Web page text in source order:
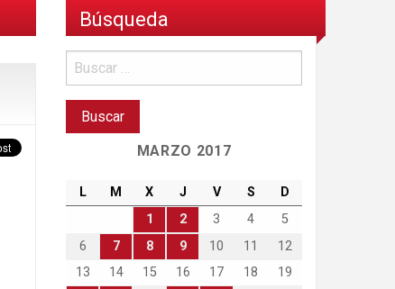
Búsqueda
MARZO 2017
L M X J V S
D
1
2 3 4
5
6
7 8 9 10 11
12
13
14 15 16 17 18
19